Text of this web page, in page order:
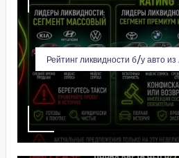
Рейтинг ликвидности б/у авто